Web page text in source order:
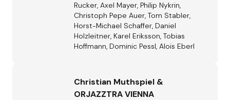
Rucker, Axel Mayer, Philip Nykrin,
Christoph Pepe Auer, Tom Stabler,
Horst-Michael Schaffer, Daniel
Holzleitner, Karel Eriksson, Tobias
Hoffmann, Dominic Pessl, Alois Eberl
Christian Muthspiel &
ORJAZZTRA VIENNA